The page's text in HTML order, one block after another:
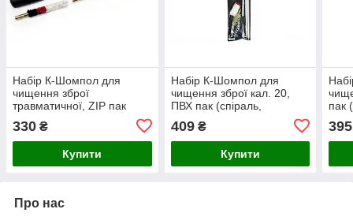
Набір К-Шомпол для
чищення зброї
травматичної, ZIP пак
пуховик) 06014
330 ₴
Купити
Набір К-Шомпол для
чищення зброї кал. 20,
ПВХ пак (спіраль,
синтетика, пуховик) 20008
409₴
Купити
пак
395
Про нас